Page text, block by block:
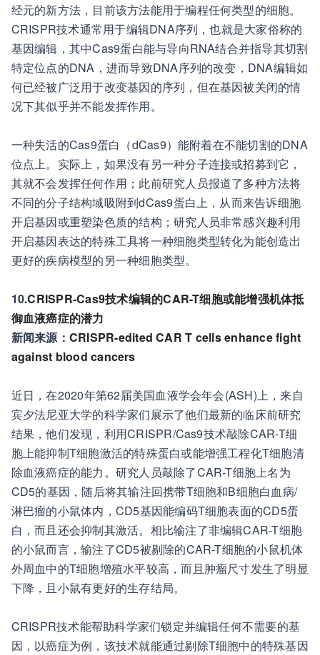
经元的新方法，目前该方法能用于编程任何类型的细胞。
CRISPR技术通常用于编辑DNA序列，也就是大家俗称的
基因编辑，其中Cas9蛋白能与导向RNA结合并指导其切割
特定位点的DNA，进而导致DNA序列的改变，DNA编辑如
何已经被广泛用于改变基因的序列，但在基因被关闭的情
况下其似乎并不能发挥作用。
一种失活的Cas9蛋白（dCas9）能附着在不能切割的DNA
位点上。实际上，如果没有另一种分子连接或招募到它，
其就不会发挥任何作用；此前研究人员报道了多种方法将
不同的分子结构域吸附到dCas9蛋白上，从而来告诉细胞
开启基因或重塑染色质的结构；研究人员非常感兴趣利用
开启基因表达的特殊工具将一种细胞类型转化为能创造出
更好的疾病模型的另一种细胞类型。
10.CRISPR-Cas9技术编辑的CAR-T细胞或能增强机体抵
御血液癌症的潜力
新闻来源： CRISPR-edited CAR T cells enhance fight
against blood cancers
近日，在2020年第62届美国血液学会年会(ASH)上，来自
宾夕法尼亚大学的科学家们展示了他们最新的临床前研究
结果，他们发现，利用CRISPR/Cas9技术敲除CAR-T细
胞上能抑制T细胞激活的特殊蛋白或能增强工程化T细胞清
除血液癌症的能力。研究人员敲除了CAR-T细胞上名为
CD5的基因，随后将其输注回携带T细胞和B细胞白血病/
淋巴瘤的小鼠体内，CD5基因能编码T细胞表面的CD5蛋
白，而且还会抑制其激活。相比输注了非编辑CAR-T细胞
的小鼠而言，输注了CD5被剔除的CAR-T细胞的小鼠机体
外周血中的T细胞增殖水平较高，而且肿瘤尺寸发生了明显
下降，且小鼠有更好的生存结局。
CRISPR技术能帮助科学家们锁定并编辑任何不需要的基
因，以癌症为例，该技术就能通过剔除T细胞中的特殊基因